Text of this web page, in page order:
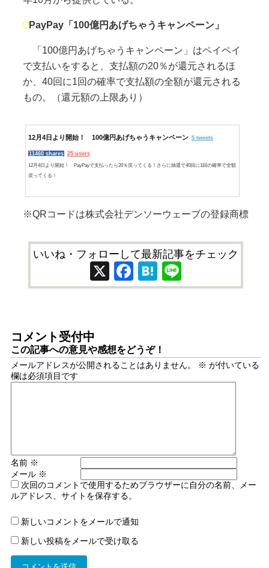
□PayPay「100億円あげちゃうキャンペーン」
「100億円あげちゃうキャンペーン」はペイペイ
で支払いをすると、支払額の20％が還元されるほ
か、40回に1回の確率で支払額の全額が還元される
もの。（還元額の上限あり）
12月4日より開始！ 100億円あげちゃうキャンペーン 5 tweets
11460 shares 25 users
12月4日より開始！ PayPayで支払ったら20％戻ってくる！さらに抽選で40回に1回の確率で全額
戻ってくる！
※QRコードは株式会社デンソーウェーブの登録商標
いいね・フォローして最新記事をチェック
X Facebook
Hatena
コメント受付中
この記事への意見や感想をどうぞ！
メールアドレスが公開されることはありません。 ※ が付いている
欄は必須項目です
名前 ※
メール ※
次回のコメントで使用するためブラウザーに自分の名前、メー
ルアドレス、サイトを保存する。
新しいコメントをメールで通知
新しい投稿をメールで受け取る